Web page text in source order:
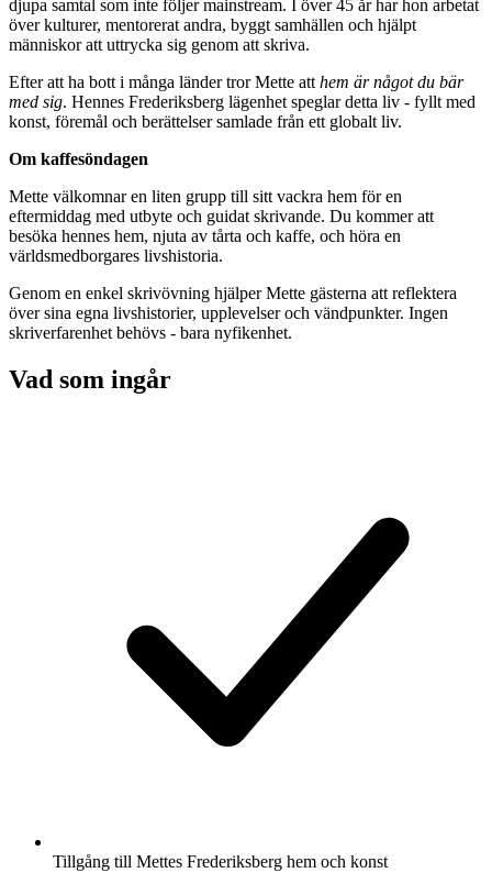
djupa samtal som inte följer mainstream. I över 45 år har hon arbetat
över kulturer, mentorerat andra, byggt samhällen och hjälpt
människor att uttrycka sig genom att skriva.
Efter att ha bott i många länder tror Mette att hem är något du bär
med sig. Hennes Frederiksberg lägenhet speglar detta liv - fyllt med
konst, föremål och berättelser samlade från ett globalt liv.
Om kaffesöndagen
Mette välkomnar en liten grupp till sitt vackra hem för en
eftermiddag med utbyte och guidat skrivande. Du kommer att
besöka hennes hem, njuta av tårta och kaffe, och höra en
världsmedborgares livshistoria.
Genom en enkel skrivövning hjälper Mette gästerna att reflektera
över sina egna livshistorier, upplevelser och vändpunkter. Ingen
skriverfarenhet behövs - bara nyfikenhet.
Vad som ingår
Tillgång till Mettes Frederiksberg hem och konst